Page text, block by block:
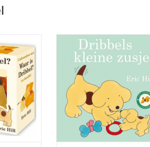
een ware
In deze
vind je het
het
ooit, en
Dribbel krijgt een zusje - en wat is
ze klein! Hij speelt graag met
haar, samen met zijn vriendjes.
Maar dan gaat zijn zusje
ervandoor. Zouden ze haar
kunnen vinden?
TOEVOEGEN AAN